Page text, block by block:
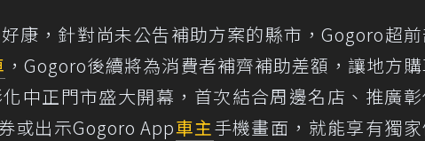
康，針對尚未公吿補助方案的縣市，Gogoro超前
，Gogoro後續將為消費者補齊補助差額，讓地方
中正門市盛大開幕，首次結合周邊名店、推廣彰
或出示Gogoro App車主手機畫面，就能享有獨